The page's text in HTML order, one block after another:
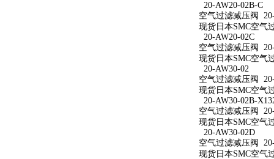
20-AW20-02B-C
空气过滤减压阀
现货日本SMC空气
20-AW20-02C
空气过滤减压阀
现货日本SMC空气
20-AW30-02
空气过滤减压阀
现货日本SMC空气
20-AW30-02B-
空气过滤减压阀
现货日本SMC空气
20-AW30-02D
空气过滤减压阀
现货日本SMC空气